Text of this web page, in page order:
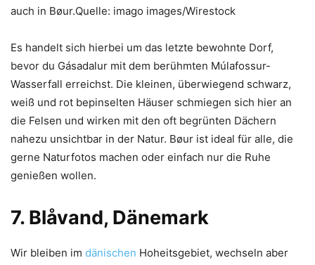
auch in Bøur.Quelle: imago images/Wirestock
Es handelt sich hierbei um das letzte bewohnte Dorf,
bevor du Gásadalur mit dem berühmten Múlafossur-
Wasserfall erreichst. Die kleinen, überwiegend schwarz,
weiß und rot bepinselten Häuser schmiegen sich hier an
die Felsen und wirken mit den oft begrünten Dächern
nahezu unsichtbar in der Natur. Bøur ist ideal für alle, die
gerne Naturfotos machen oder einfach nur die Ruhe
genießen wollen.
7. Blåvand, Dänemark
Wir bleiben im dänischen Hoheitsgebiet, wechseln aber